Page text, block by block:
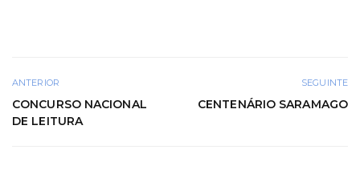
ANTERIOR
CONCURSO NACIONAL
DE LEITURA
SEGUINTE
CENTENÁRIO SARAMAGO